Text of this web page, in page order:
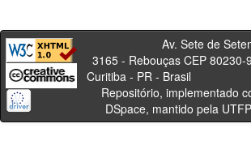
Av. Sete de
3165 - Rebouças CEP 80230-
Curitiba - PR -
Repositório, implementado
DSpace, mantido pela